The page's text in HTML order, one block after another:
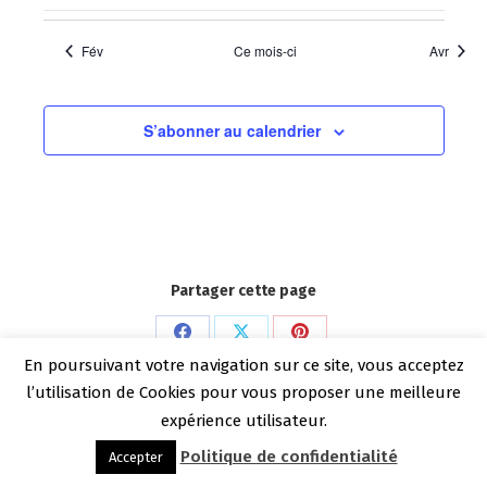
évènementsévènementsévènementsévènementsévènementsévènements
Fév Ce mois-ci Avr
S’abonner au calendrier
Partager cette page
Facebook
Copyright Benoit Dechelle 2026
Menu bas
En poursuivant votre navigation sur ce site, vous acceptez
l’utilisation de Cookies pour vous proposer une meilleure
expérience utilisateur.
Accepter Politique de confidentialité